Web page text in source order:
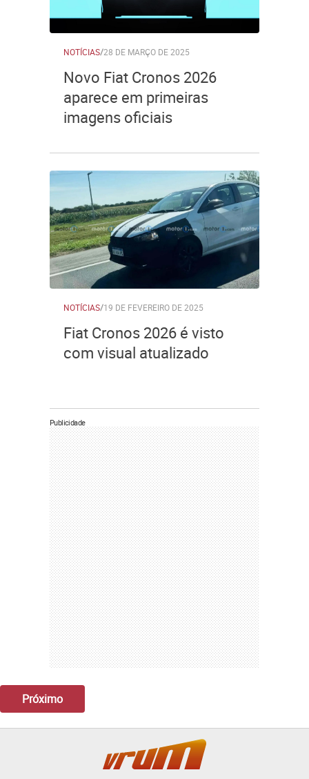
NOTÍCIAS/28 DE MARÇO DE 2025
Novo Fiat Cronos 2026
aparece em primeiras
imagens oficiais
NOTÍCIAS/19 DE FEVEREIRO DE 2025
Fiat Cronos 2026 é visto
com visual atualizado
Publicidade
Próximo